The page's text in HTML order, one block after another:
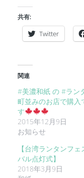
共有:
Twitter
関連
#美濃和紙 の #ラン
町並みのお店で購入
す
2015年12月9日
お知らせ
【台湾ランタンフェ
バル点灯式】
2018年3月9日